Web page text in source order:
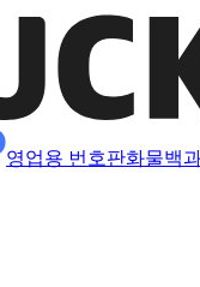
영업용 번호판화물백